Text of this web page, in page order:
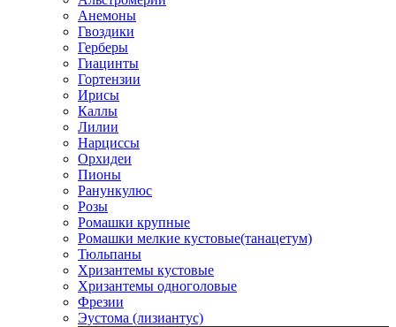
Анемоны
Гвоздики
Герберы
Гиацинты
Гортензии
Ирисы
Каллы
Лилии
Нарциссы
Орхидеи
Пионы
Ранункулюс
Розы
Ромашки крупные
Ромашки мелкие кустовые(танацетум)
Тюльпаны
Хризантемы кустовые
Хризантемы одноголовые
Фрезии
Эустома (лизиантус)